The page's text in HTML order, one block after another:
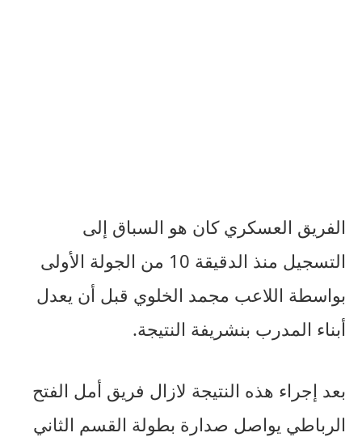
الفريق العسكري كان هو السباق إلى
التسجيل منذ الدقيقة 10 من الجولة الأولى
بواسطة اللاعب مجمد الخلوي قبل أن يعدل
أبناء المدرب بنشريفة النتيجة.
بعد إجراء هذه النتيجة لازال فريق أمل الفتح
الرباطي يواصل صدارة بطولة القسم الثاني